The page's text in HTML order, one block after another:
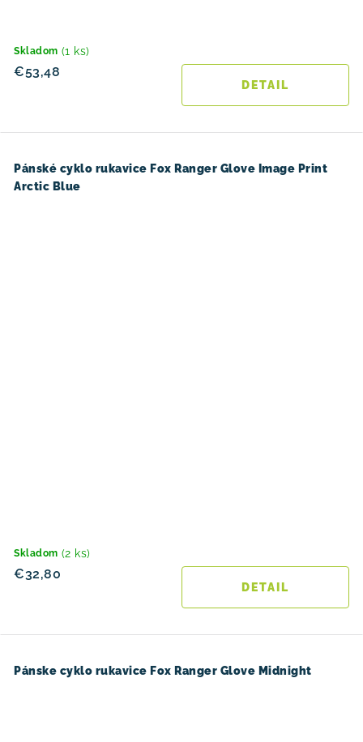
Skladom (1 ks)
€53,48
DETAIL
Pánské cyklo rukavice Fox Ranger Glove Image Print
Arctic Blue
Skladom (2 ks)
€32,80
DETAIL
Pánske cyklo rukavice Fox Ranger Glove Midnight